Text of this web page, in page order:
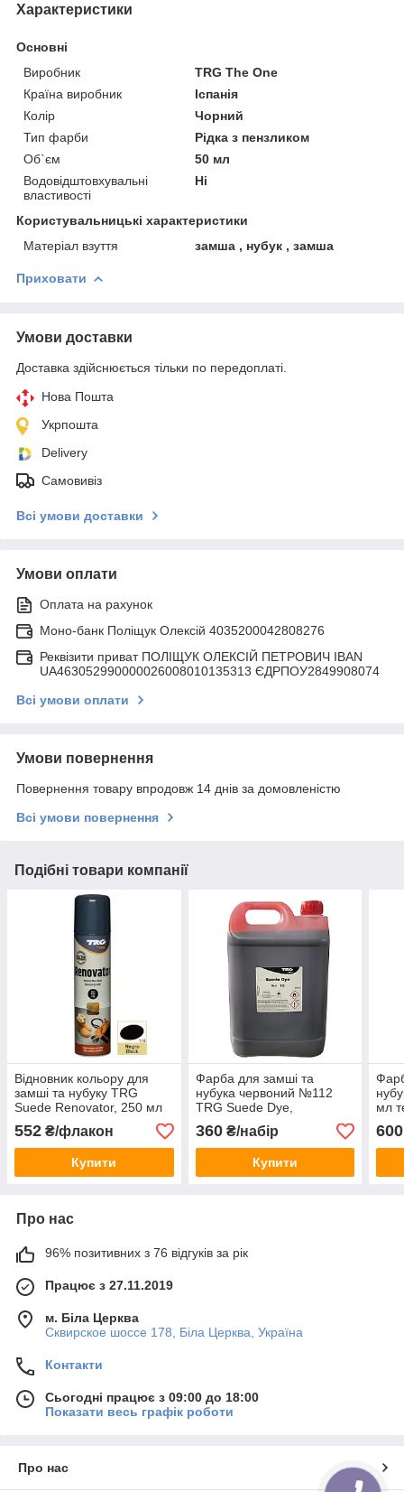
Характеристики
Основні
Виробник
TRG The One
Країна виробник
Іспанія
Колір
Чорний
Тип фарби
Рідка з пензликом
Об`єм
50 мл
Водовідштовхувальні
властивості
Ні
Користувальницькі характеристики
Матеріал взуття
замша , нубук , замша
Приховати
Умови доставки
Доставка здійснюється тільки по передоплаті.
Нова Пошта
Укрпошта
Delivery
Самовивіз
Всі умови доставки
Умови оплати
Оплата на рахунок
Моно-банк Поліщук Олексій 4035200042808276
Реквізити приват ПОЛІЩУК ОЛЕКСІЙ ПЕТРОВИЧ IBAN
UA463052990000026008010135313 ЄДРПОУ2849908074
Всі умови оплати
Умови повернення
Повернення товару впродовж 14 днів за домовленістю
Всі умови повернення
Подібні товари компанії
Відновник кольору для
замші та нубуку TRG
Suede Renovator, 250 мл
чорний #118
552 ₴/флакон
Купити
Фарба для замші та
нубука червоний №112
TRG Suede Dye,
360₴/набір
Купити
мл
600
Про нас
96% позитивних з 76 відгуків за рік
Працює з 27.11.2019
м. Біла Церква
Сквирское шоссе 178, Біла Церква, Україна
Контакти
Сьогодні працює з 09:00 до 18:00
Показати весь графік роботи
Про нас